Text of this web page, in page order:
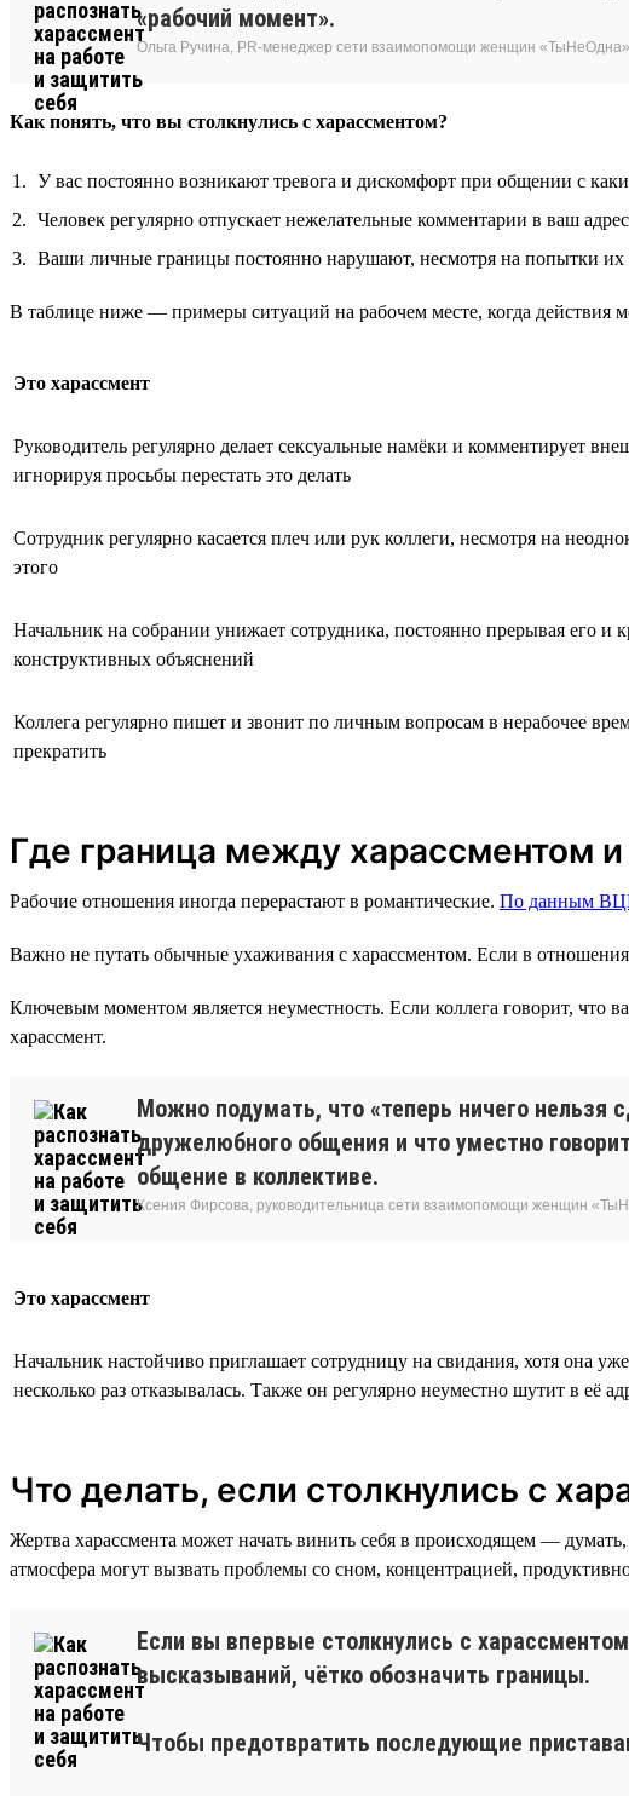
«рабочий момент».
Ольга Ручина, PR-менеджер сети взаимопомощи женщин
Как понять, что вы столкнулись с харассментом?
У вас постоянно возникают тревога и дискомфорт при общении с
Человек регулярно отпускает нежелательные комментарии в ваш
Ваши личные границы постоянно нарушают, несмотря на попытки их
В таблице ниже — примеры ситуаций на рабочем месте, когда действия
Это харассмент
Руководитель регулярно делает сексуальные намёки и комментирует
игнорируя просьбы перестать это делать
Сотрудник регулярно касается плеч или рук коллеги, несмотря на
этого
Начальник на собрании унижает сотрудника, постоянно прерывая его и
конструктивных объяснений
Коллега регулярно пишет и звонит по личным вопросам в нерабочее
прекратить
Где граница между харассментом
Рабочие отношения иногда перерастают в романтические. По данным
Важно не путать обычные ухаживания с харассментом. Если в
Ключевым моментом является неуместность. Если коллега говорит, что
харассмент.
Можно подумать, что «теперь ничего нельзя
дружелюбного общения и что уместно
общение в коллективе.
Ксения Фирсова, руководительница сети взаимопомощи женщин
Это харассмент
Начальник настойчиво приглашает сотрудницу на свидания, хотя она уже
несколько раз отказывалась. Также он регулярно неуместно шутит в её
Что делать, если столкнулись с
Жертва харассмента может начать винить себя в происходящем —
атмосфера могут вызвать проблемы со сном, концентрацией,
Если вы впервые столкнулись с
высказываний, чётко обозначить границы.
Чтобы предотвратить последующие